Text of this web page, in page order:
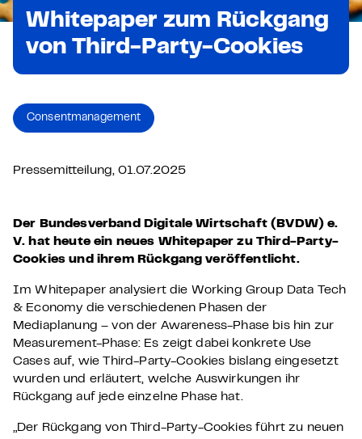
Whitepaper zum Rückgang
von Third-Party-Cookies
Consent­management
Pressemitteilung, 01.07.2025
Der Bundesverband Digitale Wirtschaft (BVDW) e.
V. hat heute ein neues Whitepaper zu Third-Party-
Cookies und ihrem Rückgang veröffentlicht.
Im Whitepaper analysiert die Working Group Data Tech
& Economy die verschiedenen Phasen der
Mediaplanung – von der Awareness-Phase bis hin zur
Measurement-Phase: Es zeigt dabei konkrete Use
Cases auf, wie Third-Party-Cookies bislang eingesetzt
wurden und erläutert, welche Auswirkungen ihr
Rückgang auf jede einzelne Phase hat.
„Der Rückgang von Third-Party-Cookies führt zu neuen